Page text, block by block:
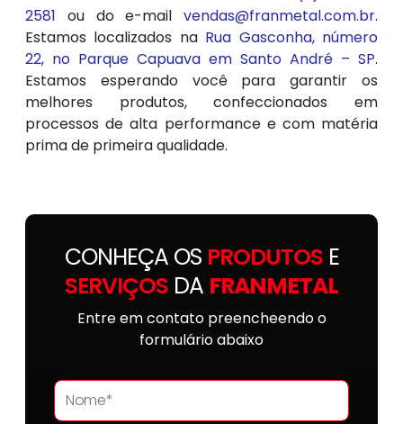
2581 ou do e-mail vendas@franmetal.com.br.
Estamos localizados na Rua Gasconha, número
22, no Parque Capuava em Santo André – SP.
Estamos esperando você para garantir os
melhores produtos, confeccionados em
processos de alta performance e com matéria
prima de primeira qualidade.
CONHEÇA OS PRODUTOSE
SERVIÇOS DA FRANMETAL
Entre em contato preencheendo o
formulário abaixo